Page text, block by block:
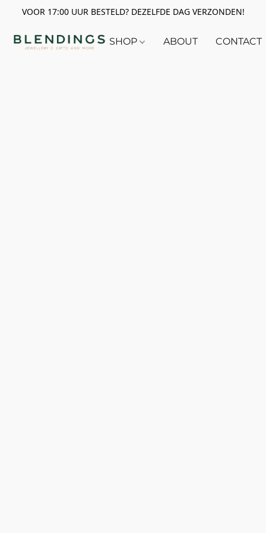
VOOR 17:00 UUR BESTELD? DEZELFDE DAG VERZONDEN!
SHOP ABOUT CONTACT